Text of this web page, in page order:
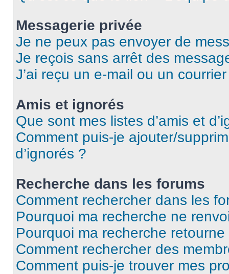
Messagerie privée
Je ne peux pas envoyer de
Je reçois sans arrêt des
J’ai reçu un e-mail ou un
Amis et ignorés
Que sont mes listes d’amis et
Comment puis-je ajouter/
d’ignorés ?
Recherche dans les forums
Comment rechercher dans les
Pourquoi ma recherche ne
Pourquoi ma recherche
Comment rechercher des
Comment puis-je trouver mes